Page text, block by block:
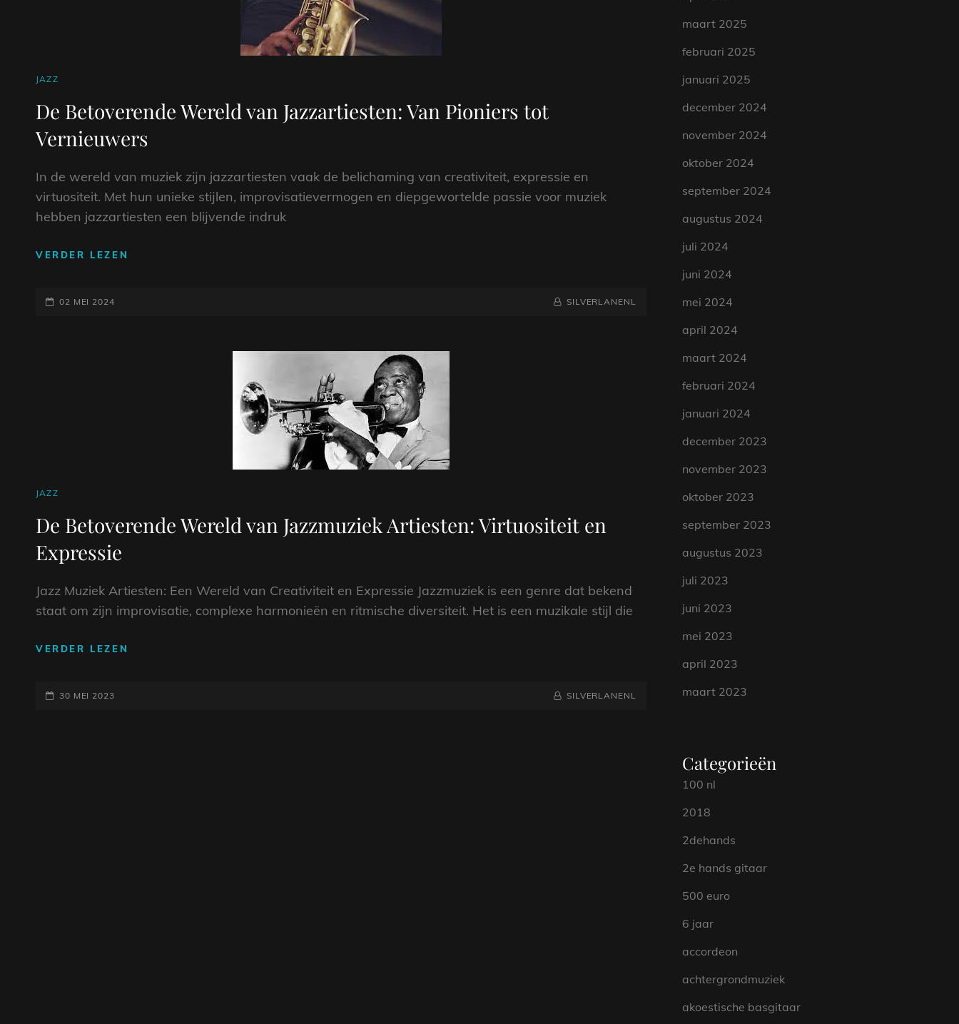
CAT
JAZZ
De Betoverende Wereld van Jazzartiesten: Van Pioniers tot
Vernieuwers
In de wereld van muziek zijn jazzartiesten vaak de belichaming van creativiteit, expressie en
virtuositeit. Met hun unieke stijlen, improvisatievermogen en diepgewortelde passie voor muziek
hebben jazzartiesten een blijvende indruk
VERDER LEZEN
GEPLAATST
02 MEI 2024 NAAMREGEL
BYLINE
SILVERLANENL
CAT
JAZZ
De Betoverende Wereld van Jazzmuziek Artiesten: Virtuositeit en
Expressie
Jazz Muziek Artiesten: Een Wereld van Creativiteit en Expressie Jazzmuziek is een genre dat bekend
staat om zijn improvisatie, complexe harmonieën en ritmische diversiteit. Het is een muzikale stijl die
VERDER LEZEN
GEPLAATST
30 MEI 2023 NAAMREGEL
BYLINE
SILVERLANENL
maart 2025
februari 2025
januari 2025
december 2024
november 2024
oktober 2024
september 2024
augustus 2024
juli 2024
juni 2024
mei 2024
april 2024
maart 2024
februari 2024
januari 2024
december 2023
november 2023
oktober 2023
september 2023
augustus 2023
juli 2023
juni 2023
mei 2023
april 2023
maart 2023
Categorieën
100 nl
2018
2dehands
2e hands gitaar
500 euro
6 jaar
accordeon
achtergrondmuziek
akoestische basgitaar